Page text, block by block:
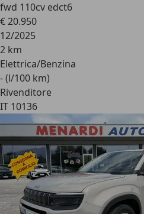
fwd 110cv edct6
€ 20.950
12/2025
2 km
Elettrica/Benzina
- (l/100 km)
Rivenditore
IT 10136